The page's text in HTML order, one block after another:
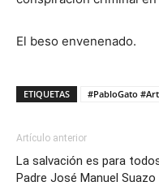
El beso envenenado.
ETIQUETAS #PabloGato
Artículo anterior
La salvación es para
Padre José Manuel Suazo